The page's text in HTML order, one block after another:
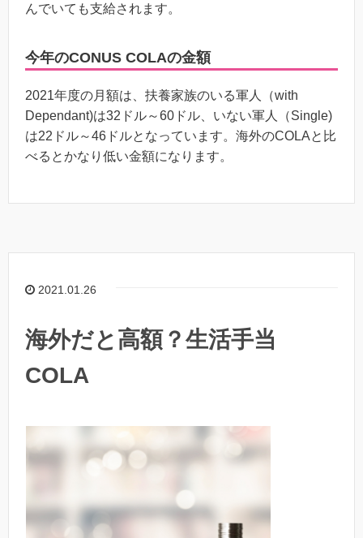
んでいても支給されます。
今年のCONUS COLAの金額
2021年度の月額は、扶養家族のいる軍人（with
Dependant)は32ドル～60ドル、いない軍人（Single)
は22ドル～46ドルとなっています。海外のCOLAと比
べるとかなり低い金額になります。
2021.01.26
海外だと高額？生活手当
COLA